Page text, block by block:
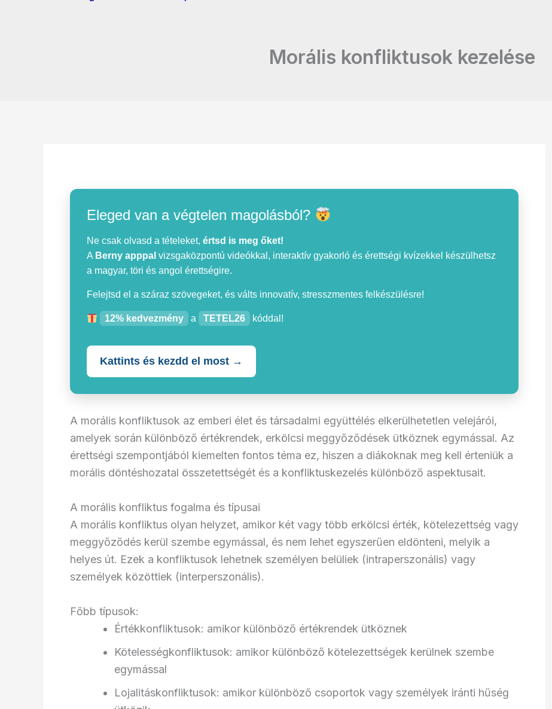
Morális konfliktusok kezelése
Eleged van a végtelen magolásból?
Ne csak olvasd a tételeket, értsd is meg őket!
A Berny apppal vizsgaközpontú videókkal, interaktív gyakorló és érettségi kvízekkel készülhetsz
a magyar, töri és angol érettségire.
Felejtsd el a száraz szövegeket, és válts innovatív, stresszmentes felkészülésre!
12% kedvezmény a TETEL26 kóddal!
Kattints és kezdd el most →
A morális konfliktusok az emberi élet és társadalmi együttélés elkerülhetetlen velejárói,
amelyek során különböző értékrendek, erkölcsi meggyőződések ütköznek egymással. Az
érettségi szempontjából kiemelten fontos téma ez, hiszen a diákoknak meg kell érteniük a
morális döntéshozatal összetettségét és a konfliktuskezelés különböző aspektusait.
A morális konfliktus fogalma és típusai
A morális konfliktus olyan helyzet, amikor két vagy több erkölcsi érték, kötelezettség vagy
meggyőződés kerül szembe egymással, és nem lehet egyszerűen eldönteni, melyik a
helyes út. Ezek a konfliktusok lehetnek személyen belüliek (intraperszonális) vagy
személyek közöttiek (interperszonális).
Főbb típusok:
Értékkonfliktusok: amikor különböző értékrendek ütköznek
Kötelességkonfliktusok: amikor különböző kötelezettségek kerülnek szembe
egymással
Lojalitáskonfliktusok: amikor különböző csoportok vagy személyek iránti hűség